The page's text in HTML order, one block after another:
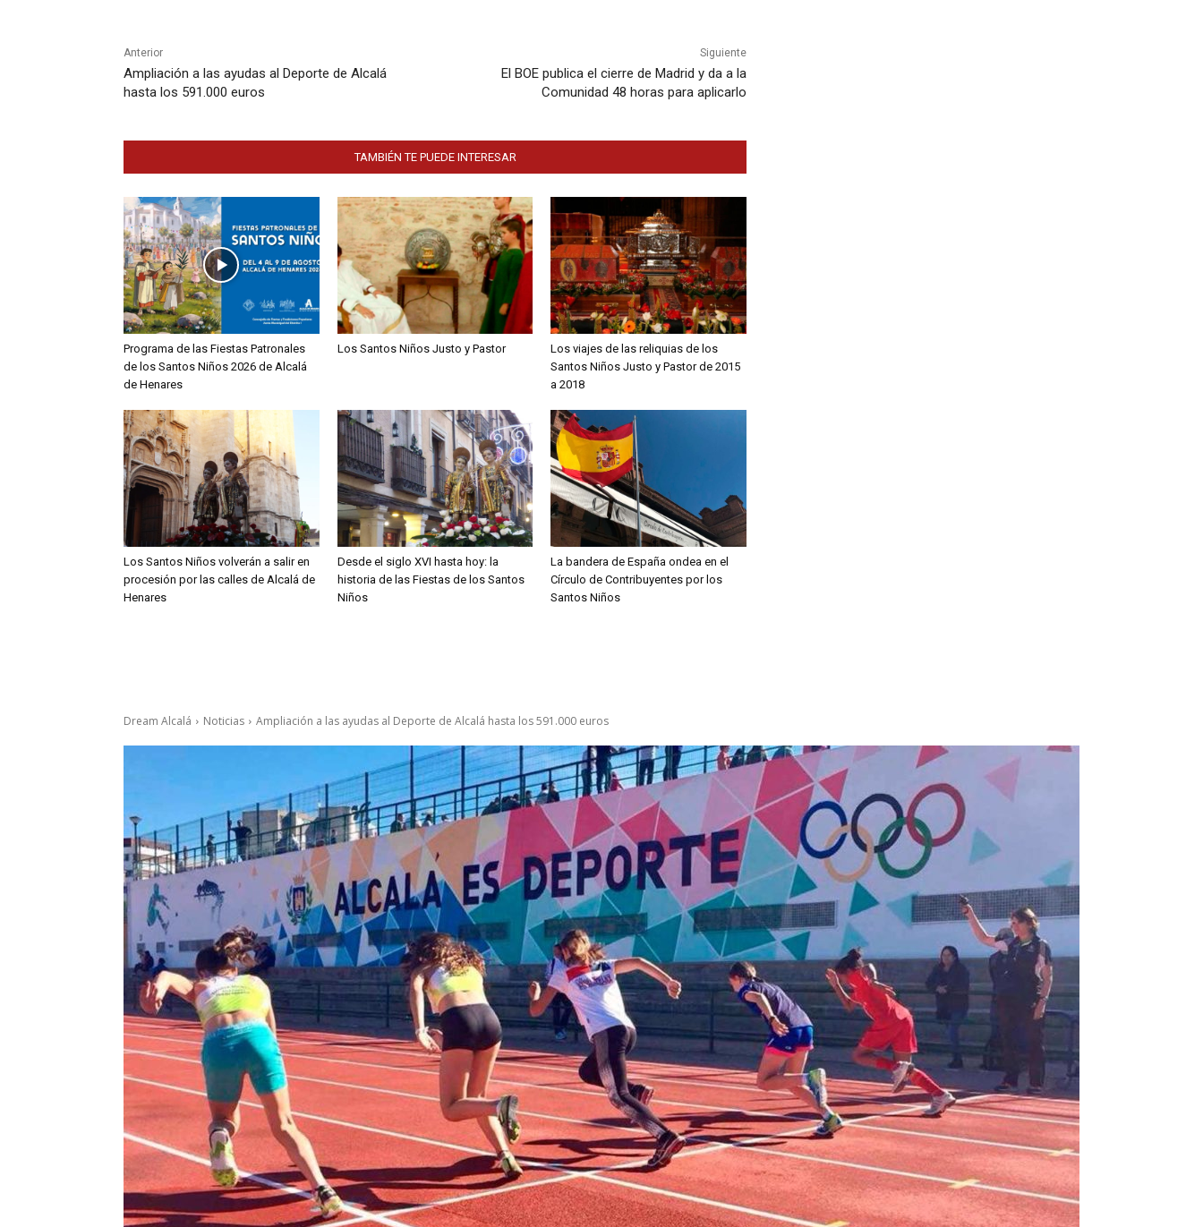
Anterior
Ampliación a las ayudas al Deporte de Alcalá
hasta los 591.000 euros
Siguiente
El BOE publica el cierre de Madrid y da a la
Comunidad 48 horas para aplicarlo
TAMBIÉN TE PUEDE INTERESAR
Programa de las Fiestas Patronales
de los Santos Niños 2026 de Alcalá
de Henares
Los Santos Niños Justo y Pastor
Los viajes de las reliquias de los
Santos Niños Justo y Pastor de 2015
a 2018
Los Santos Niños volverán a salir en
procesión por las calles de Alcalá de
Henares
Desde el siglo XVI hasta hoy: la
historia de las Fiestas de los Santos
Niños
La bandera de España ondea en el
Círculo de Contribuyentes por los
Santos Niños